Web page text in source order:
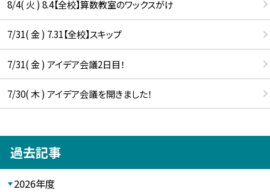
8/4( 火 ) 8.4【全校】算数教室のワックスがけ
7/31( 金 ) 7.31【全校】スキップ
7/31( 金 ) アイデア会議2日目！
7/30( 木 ) アイデア会議を開きました！
過去記事
2026年度